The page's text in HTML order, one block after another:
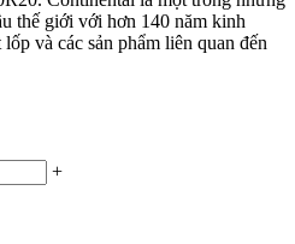
thế giới với hơn 140 năm kinh
và các sản phẩm liên quan đến
+